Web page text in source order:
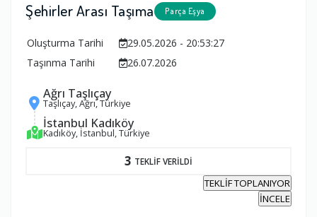
Şehirler Arası Taşıma Parça Eşya
Oluşturma Tarihi
29.05.2026 - 20:53:27
Taşınma Tarihi
26.07.2026
Ağrı Taşlıçay
Taşlıçay, Ağrı, Türkiye
İstanbul Kadıköy
Kadıköy, İstanbul, Türkiye
3 TEKLİF VERİLDİ
TEKLİF TOPLANIYOR
İNCELE